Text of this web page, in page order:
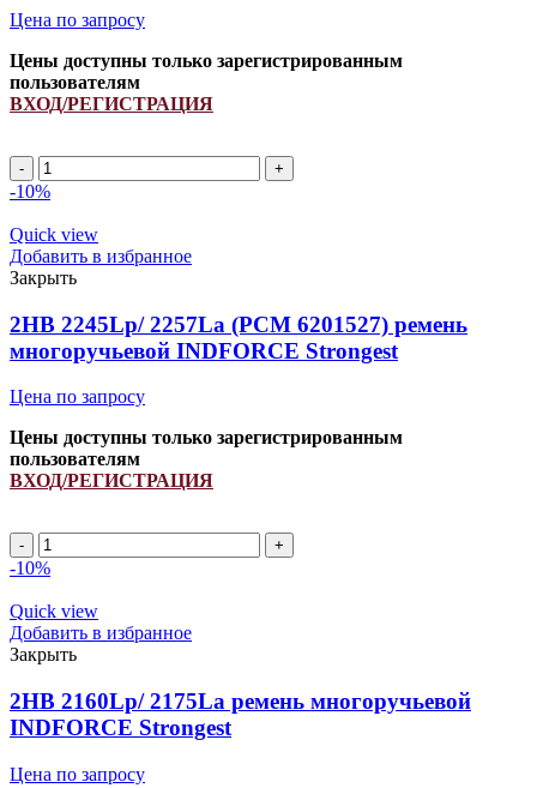
Цена по запросу
Цены доступны только зарегистрированным
пользователям
ВХОД/РЕГИСТРАЦИЯ
2HB
2750Lp/
(PCM
6201363)
ремень
многоручьевой
INDFORCE
Unlimit
quantity
-10%
Quick view
Добавить в избранное
Закрыть
2HB 2245Lp/ 2257La (PCM 6201527) ремень
многоручьевой INDFORCE Strongest
Цена по запросу
Цены доступны только зарегистрированным
пользователям
ВХОД/РЕГИСТРАЦИЯ
2HB
2245Lp/
(PCM
6201527)
ремень
многоручьевой
INDFORCE
Strongest
quantity
-10%
Quick view
Добавить в избранное
Закрыть
2HB 2160Lp/ 2175La ремень многоручьевой
INDFORCE Strongest
Цена по запросу